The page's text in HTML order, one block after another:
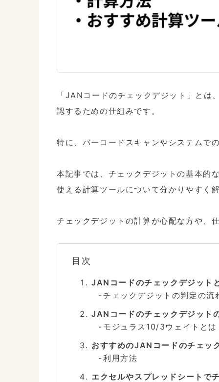
「JANコードのチェックデジット」と
認するための仕組みです。
特に、バーコードスキャンやシステムで
本記事では、チェックデジットの基本的
使える計算ツールについて分かりやすく
チェックデジットの計算が心配な方や、
目次
JANコードのチェックデジット
チェックデジットの判定の流
JANコードのチェックデジット
モジュラス10/3ウェイトとは
おすすめのJANコードのチェッ
利用方法
エクセルやスプレッドシートで